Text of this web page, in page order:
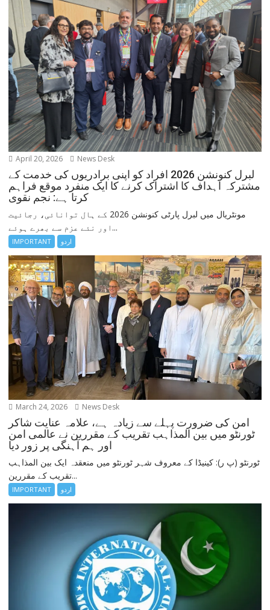
April 20, 2026 News Desk
لبرل کنونشن 2026 افراد کو اپنی برادریوں کی خدمت کے
مشترکہ اہداف کا اشتراک کرنے کا ایک منفرد موقع فراہم
کرتا ہے: نجم نقوی
مونٹریال میں لبرل پارٹی کنونشن 2026 کے ہال توانائی، رجائیت
اور نئے عزم سے بھرے ہوئے...
IMPORTANT اردو
March 24, 2026 News Desk
امن کی ضرورت پہلے سے زیادہ ہے، علامہ عنایت شاکر
ٹورنٹو میں بین المذاہب تقریب کے مقررین نے عالمی امن
اور ہم آہنگی پر زور دیا
ٹورنٹو (پ ر): کینیڈا کے معروف شہر ٹورنٹو میں منعقدہ ایک بین المذاہب
تقریب کے مقررین...
IMPORTANT اردو